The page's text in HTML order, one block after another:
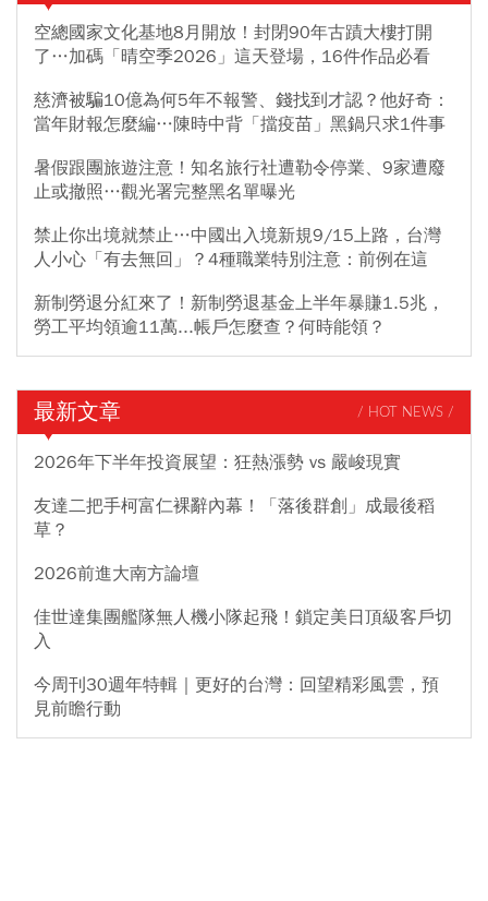
空總國家文化基地8月開放！封閉90年古蹟大樓打開
了…加碼「晴空季2026」這天登場，16件作品必看
慈濟被騙10億為何5年不報警、錢找到才認？他好奇：
當年財報怎麼編…陳時中背「擋疫苗」黑鍋只求1件事
暑假跟團旅遊注意！知名旅行社遭勒令停業、9家遭廢
止或撤照…觀光署完整黑名單曝光
禁止你出境就禁止…中國出入境新規9/15上路，台灣
人小心「有去無回」？4種職業特別注意：前例在這
新制勞退分紅來了！新制勞退基金上半年暴賺1.5兆，
勞工平均領逾11萬...帳戶怎麼查？何時能領？
最新文章 / HOT NEWS /
2026年下半年投資展望：狂熱漲勢 vs 嚴峻現實
友達二把手柯富仁裸辭內幕！「落後群創」成最後稻
草？
2026前進大南方論壇
佳世達集團艦隊無人機小隊起飛！鎖定美日頂級客戶切
入
今周刊30週年特輯｜更好的台灣：回望精彩風雲，預
見前瞻行動